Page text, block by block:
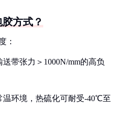
方式？
：
带张力＞1000N/mm的高负
温环境，热硫化可耐受-40℃至